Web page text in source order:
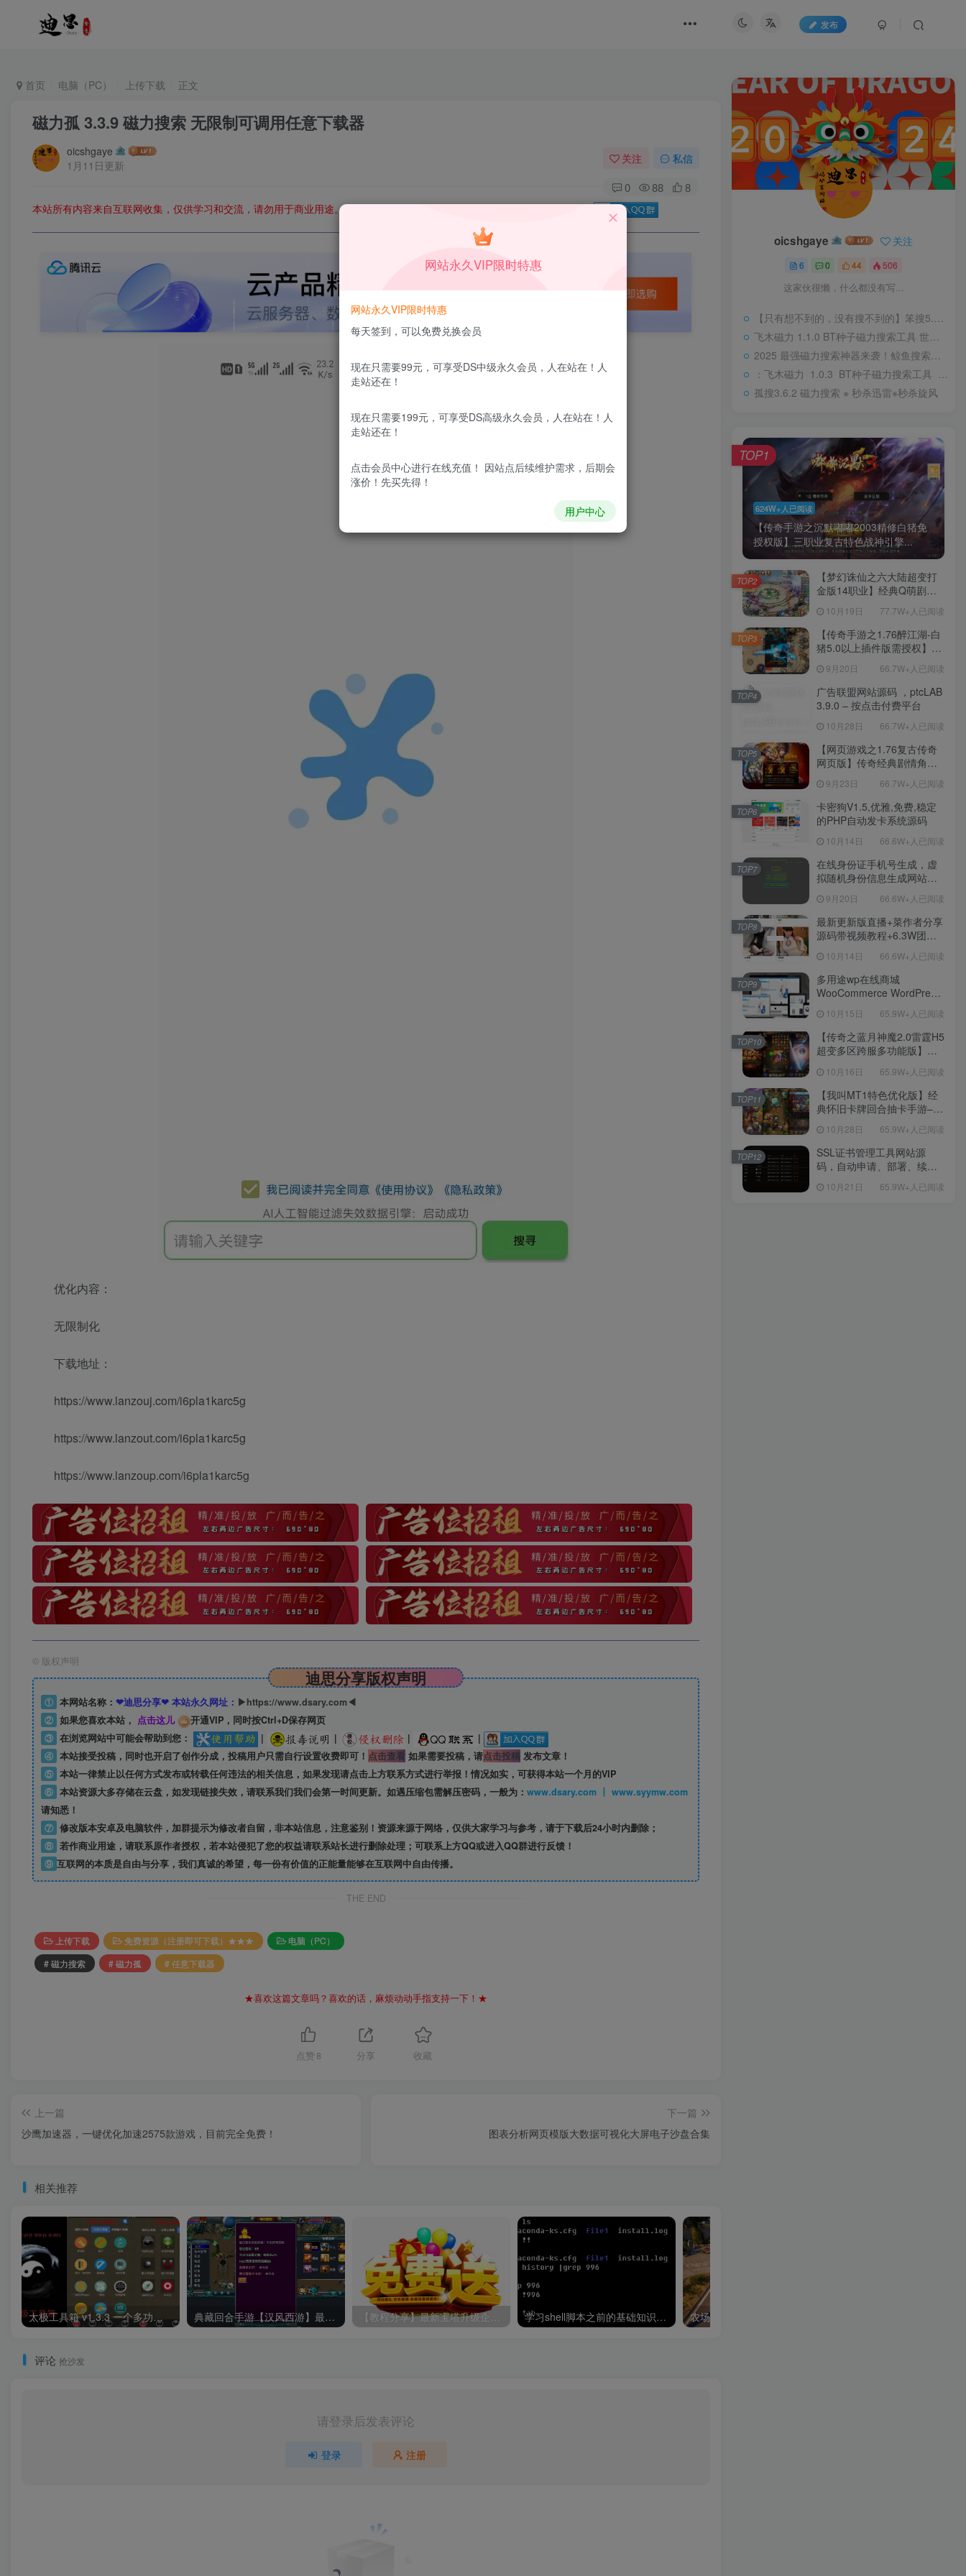
发布
首页 电脑（PC） 上传下载 正文
磁力孤 3.3.9 磁力搜索 无限制可调用任意下载器
oicshgaye
1月11日更新
关注 私信
0 88 8
本站所有内容来自互联网收集，仅供学习和交流，请勿用于商业用途。如有侵权、不妥之处，请第一时间联系我们删除！Q群：
优化内容：
无限制化
下载地址：
https://www.lanzouj.com/i6pla1karc5g
https://www.lanzout.com/i6pla1karc5g
https://www.lanzoup.com/i6pla1karc5g
© 版权声明
迪思分享版权声明
① 本网站名称： ❤迪思分享❤ 本站永久网址： ▶https://www.dsary.com◀
② 如果您喜欢本站， 点击这儿
开通VIP，同时按Ctrl+D保存网页
③ 在浏览网站中可能会帮助到您： | | |
|
④ 本站接受投稿，同时也开启了创作分成，投稿用户只需自行设置收费即可！ 点击查看如果需要投稿，请点击投稿发布文章！
⑤ 本站一律禁止以任何方式发布或转载任何违法的相关信息，如果发现请点击上方联系方式进行举报！情况如实，可获得本站一个月的VIP
⑥ 本站资源大多存储在云盘，如发现链接失效，请联系我们我们会第一时间更新。如遇压缩包需解压密码，一般为：
www.dsary.com 丨 www.syymw.com
请知悉！
⑦ 修改版本安卓及电脑软件，加群提示为修改者自留， 非本站信息，注意鉴别！资源来源于网络，仅供大家学习与参考，请于下载后24小时内删除；
⑧ 若作商业用途，请联系原作者授权，若本站侵犯了您的权益请联系站长进行删除处理；可联系上方QQ或进入QQ群进行反馈！
⑨ 互联网的本质是自由与分享，我们真诚的希望，每一份有价值的正能量能够在互联网中自由传播。
THE END
上传下载 免费资源（注册即可下载）★★★
电脑（PC）
# 磁力搜索
# 磁力孤 # 任意下载器
★喜欢这篇文章吗？喜欢的话，麻烦动动手指支持一下！★
点赞 8 分享 收藏
上一篇
沙鹰加速器，一键优化加速2575款游戏，目前完全免费！
下一篇
图表分析网页模版大数据可视化大屏电子沙盘合集
相关推荐
太极工具箱 v1.3.3 一个多功能手机工具箱软件，直接使用多个免费工具 典藏回合手游【汉风西游】最新整理Linux手工服务端+安卓+管理后台+源码+详细搭建教程+视频教程 学习shell脚本之前的基础知识[图文]
评论 抢沙发
请登录后发表评论
登录 注册
oicshgaye 关注
6 0 44 506
这家伙很懒，什么都没有写...
【只有想不到的，没有搜不到的】笨搜5.1.3 BT种子磁力搜索
飞木磁力 1.1.0 BT种子磁力搜索工具 世界辣么大 我想看一看
2025 最强磁力搜索神器来袭！鲸鱼搜索，你的资源宝库一键开启V25.06.13.23
：飞木磁力 1.0.3 BT种子磁力搜索工具 【三无：无广告，无限制，无需手机权限】
孤搜3.6.2 磁力搜索 ※ 秒杀迅雷※秒杀旋风
624W+人已阅读
【传奇手游之沉默嘟嘟2003精修白猪免
授权版】三职业复古特色战神引擎...
TOP1
【梦幻诛仙之六大陆超变打
金版14职业】经典Q萌剧情
Linux服务端源码视频架设教
程-新版多功能GM网页后台
工具-安卓苹果IOS双端版
本！
10月19日 77.7W+人已阅读
TOP2
【传奇手游之1.76醉江湖-白
猪5.0以上插件版需授权】三
手游-Win服务端源码视频架
设教程-新版GM多功能网页
授权物品后台-九层妖塔-法宠
系统-历练殿堂-尸家重地-GM
直冲网页后台-安卓苹果IOS
双端版本！
9月20日 66.7W+人已阅读
TOP3
广告联盟网站源码 ，ptcLAB
3.9.0 – 按点击付费平台
10月28日 66.7W+人已阅读
TOP4
【网页游戏之1.76复古传奇
网页版】传奇经典剧情角色
Win服务端源码视频架设教
程！
9月23日 66.7W+人已阅读
TOP5
卡密狗V1.5,优雅,免费,稳定
的PHP自动发卡系统源码
10月14日 66.6W+人已阅读
TOP6
在线身份证手机号生成，虚
拟随机身份信息生成网站源
9月20日 66.6W+人已阅读
TOP7
最新更新版直播+菜作者分享
源码带视频教程+6.3W团购
【源码+教程】
10月14日 66.6W+人已阅读
TOP8
多用途wp在线商城
WooCommerce WordPress
10月15日 65.9W+人已阅读
TOP9
【传奇之蓝月神魔2.0雷霆H5
超变多区跨服多功能版】三
理单机一键即玩镜像端-打包
Linux服务端源码-视频架设
教程
10月16日 65.9W+人已阅读
TOP10
【我叫MT1特色优化版】经
典怀旧卡牌回合抽卡手游–打
教程-多功能GM后台工具-网
页注册-安卓版本！
10月28日 65.9W+人已阅读
TOP11
SSL证书管理工具网站源
码，自动申请、部署、续期
10月21日 65.9W+人已阅读
TOP12
网站永久VIP限时特惠
网站永久VIP限时特惠
每天签到，可以免费兑换会员
现在只需要99元，可享受DS中级永久会员，人在站在！人
走站还在！
现在只需要199元，可享受DS高级永久会员，人在站在！人
走站还在！
点击会员中心进行在线充值！ 因站点后续维护需求，后期会
涨价！先买先得！
用户中心